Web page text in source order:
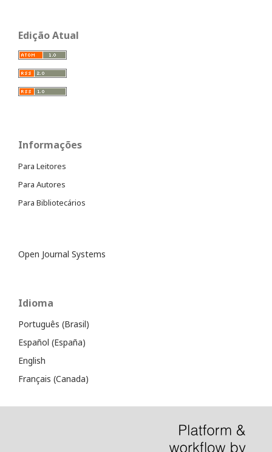
Edição Atual
Informações
Para Leitores
Para Autores
Para Bibliotecários
Open Journal Systems
Idioma
Português (Brasil)
Español (España)
English
Français (Canada)